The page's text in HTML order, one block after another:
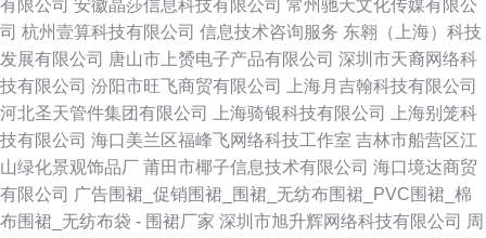
有限公司 安徽晶莎信息科技有限公司 常州驰天文化传媒有限公
司 杭州壹算科技有限公司 信息技术咨询服务 东翱（上海）科技
发展有限公司 唐山市上赟电子产品有限公司 深圳市天裔网络科
技有限公司 汾阳市旺飞商贸有限公司
上海月吉翰科技有限公司
河北圣天管件集团有限公司
上海骑银科技有限公司
上海别笼科
技有限公司 海口美兰区福峰飞网络科技工作室 吉林市船营区江
山绿化景观饰品厂 莆田市椰子信息技术有限公司 海口境达商贸
有限公司 广告围裙_促销围裙_围裙_无纺布围裙_PVC围裙_棉
布围裙_无纺布袋 - 围裙厂家 深圳市旭升辉网络科技有限公司 周